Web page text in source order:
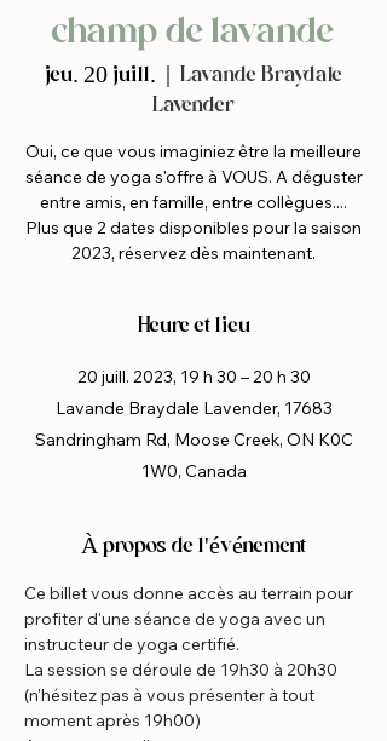
champ de lavande
jeu. 20 juill.
Lavande Braydale
Lavender
Oui, ce que vous imaginiez être la meilleure
séance de yoga s'offre à VOUS. A déguster
entre amis, en famille, entre collègues....
Plus que 2 dates disponibles pour la saison
2023, réservez dès maintenant.
Heure et lieu
20 juill. 2023, 19 h 30 – 20 h 30
Lavande Braydale Lavender, 17683
Sandringham Rd, Moose Creek, ON K0C
1W0, Canada
À propos de l'événement
Ce billet vous donne accès au terrain pour
profiter d'une séance de yoga avec un
instructeur de yoga certifié.
La session se déroule de 19h30 à 20h30
(n'hésitez pas à vous présenter à tout
moment après 19h00)